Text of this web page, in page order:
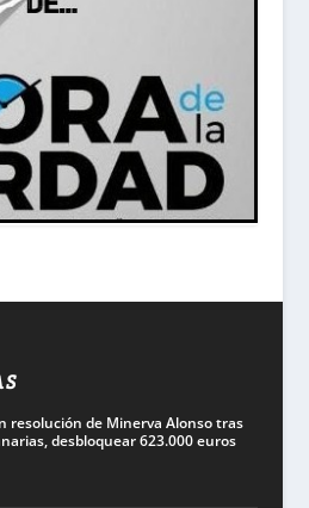
resolución de Minerva Alonso tras
desbloquear 623.000 euros